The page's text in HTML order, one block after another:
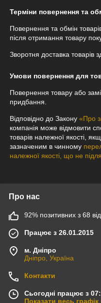
Терміни повернення та
Повернення та обмін
після отримання товару
Зворотня доставка товарів
Умови повернення для
Повернення товару або
придбання.
Відповідно до Закону «Про
компанія може відмовити
товарів належної якості,
зазначеним в чинному
належної якості, що не
Про нас
92% позитивних з 68
Працює з 26.01.2015
м. Дніпро
Дніпро, Україна
Контакти
Сьогодні працює з
Показати весь